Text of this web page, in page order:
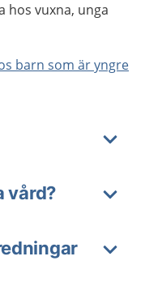
hos vuxna, unga
barn som är yngre
vård?